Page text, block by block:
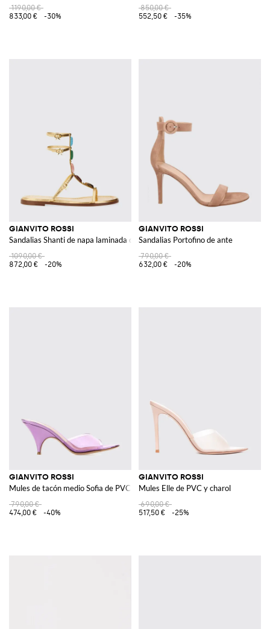
1190,00 €
833,00 €
-30%
850,00 €
552,50 €
-35%
GIANVITO ROSSI
Sandalias Shanti de napa laminada con piedras cabujón
1090,00 €
872,00 €
-20%
GIANVITO ROSSI
Sandalias Portofino de ante
790,00 €
632,00 €
-20%
GIANVITO ROSSI
Mules de tacón medio Sofia de PVC y charol
790,00 €
474,00 €
-40%
GIANVITO ROSSI
Mules Elle de PVC y charol
690,00 €
517,50 €
-25%